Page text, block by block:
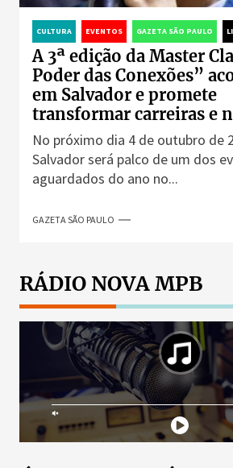
CULTURA EVENTOS GAZETA SÃO PAULO
A 3ª edição da Master
Poder das Conexões”
em Salvador e promete
transformar carreiras e
No próximo dia 4 de outubro de
Salvador será palco de um dos
aguardados do ano no...
GAZETA SÃO PAULO
RÁDIO NOVA MPB